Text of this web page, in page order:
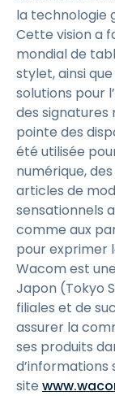
la technologie
Cette vision a
mondial de
stylet, ainsi
solutions pour
des signatures
pointe des
été utilisée
numérique,
articles de
sensationnels
comme aux
pour exprimer
Wacom est
Japon (Tokyo
filiales et de
assurer la
ses produits
d’informations
site